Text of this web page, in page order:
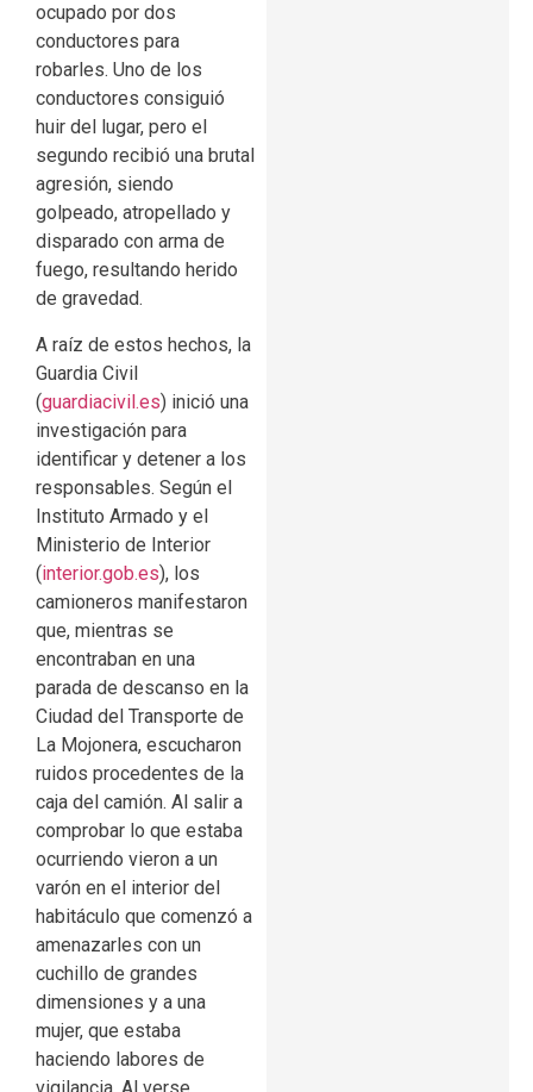
ocupado por dos
conductores para
robarles. Uno de los
conductores consiguió
huir del lugar, pero el
segundo recibió una brutal
agresión, siendo
golpeado, atropellado y
disparado con arma de
fuego, resultando herido
de gravedad.
A raíz de estos hechos, la
Guardia Civil
(guardiacivil.es) inició una
investigación para
identificar y detener a los
responsables. Según el
Instituto Armado y el
Ministerio de Interior
(interior.gob.es), los
camioneros manifestaron
que, mientras se
encontraban en una
parada de descanso en la
Ciudad del Transporte de
La Mojonera, escucharon
ruidos procedentes de la
caja del camión. Al salir a
comprobar lo que estaba
ocurriendo vieron a un
varón en el interior del
habitáculo que comenzó a
amenazarles con un
cuchillo de grandes
dimensiones y a una
mujer, que estaba
haciendo labores de